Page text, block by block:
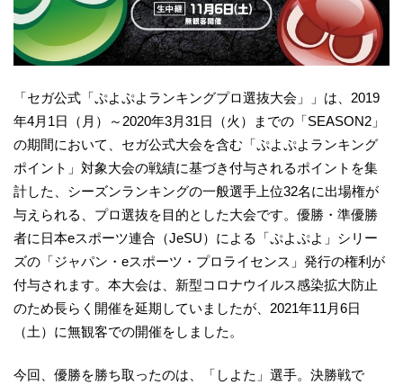
「セガ公式「ぷよぷよランキングプロ選抜大会」」は、2019
年4月1日（月）～2020年3月31日（火）までの「SEASON2」
の期間において、セガ公式大会を含む「ぷよぷよランキング
ポイント」対象大会の戦績に基づき付与されるポイントを集
計した、シーズンランキングの一般選手上位32名に出場権が
与えられる、プロ選抜を目的とした大会です。優勝・準優勝
者に日本eスポーツ連合（JeSU）による「ぷよぷよ」シリー
ズの「ジャパン・eスポーツ・プロライセンス」発行の権利が
付与されます。本大会は、新型コロナウイルス感染拡大防止
のため長らく開催を延期していましたが、2021年11月6日
（土）に無観客での開催をしました。
今回、優勝を勝ち取ったのは、「しよた」選手。決勝戦で